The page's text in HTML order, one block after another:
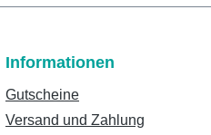
Informationen
Gutscheine
Versand und Zahlung